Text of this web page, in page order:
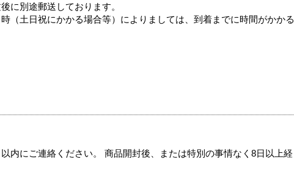
に別途郵送しております。
（土日祝にかかる場合等）によりましては、到着までに時間がかかる
内にご連絡ください。 商品開封後、または特別の事情なく8日以上経